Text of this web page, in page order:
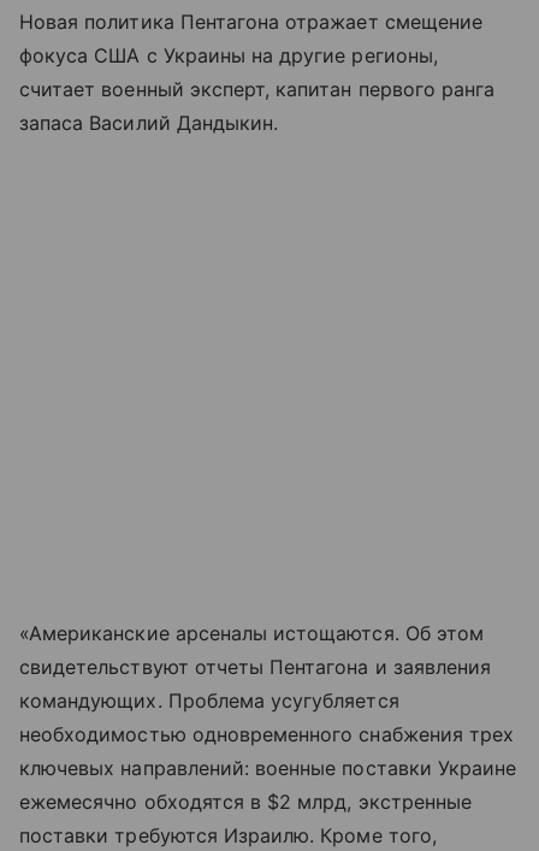
Новая политика Пентагона отражает смещение
фокуса США с Украины на другие регионы,
считает военный эксперт, капитан первого ранга
запаса Василий Дандыкин.
«Американские арсеналы истощаются. Об этом
свидетельствуют отчеты Пентагона и заявления
командующих. Проблема усугубляется
необходимостью одновременного снабжения трех
ключевых направлений: военные поставки Украине
ежемесячно обходятся в $2 млрд, экстренные
поставки требуются Израилю. Кроме того,